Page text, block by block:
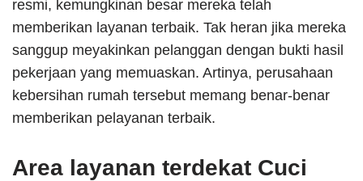
resmi, kemungkinan besar mereka telah
memberikan layanan terbaik. Tak heran jika mereka
sanggup meyakinkan pelanggan dengan bukti hasil
pekerjaan yang memuaskan. Artinya, perusahaan
kebersihan rumah tersebut memang benar-benar
memberikan pelayanan terbaik.
Area layanan terdekat Cuci